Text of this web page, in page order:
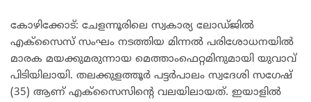
കോഴിക്കോട്: ചേളന്നൂരിലെ സ്വകാര്യ ലോഡ്ജിൽ
എക്സൈസ് സംഘം നടത്തിയ മിന്നൽ പരിശോധനയിൽ
മാരക മയക്കുമരുന്നായ മെത്താംഫെറ്റമിനുമായി യുവാവ്
പിടിയിലായി. തലക്കുളത്തൂർ പട്ടർപാലം സ്വദേശി സഗേഷ്
(35) ആണ് എക്സൈസിന്റെ വലയിലായത്. ഇയാളിൽ